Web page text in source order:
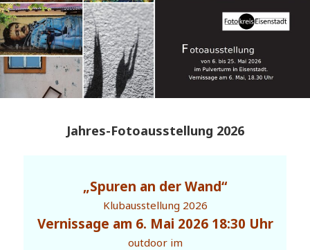
Jahres-Fotoausstellung 2026
„Spuren an der Wand“
Klubausstellung 2026
Vernissage am 6. Mai 2026 18:30 Uhr
outdoor im